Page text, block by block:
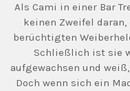
Als Cami in einer Bar
keinen Zweifel
berüchtigten
Schließlich ist sie
aufgewachsen und
Doch wenn sich ein